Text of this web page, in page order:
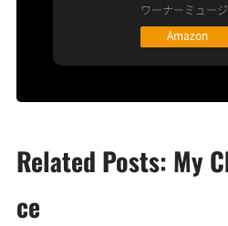
ワーナーミュー
Amazon
Related Posts: My
ce